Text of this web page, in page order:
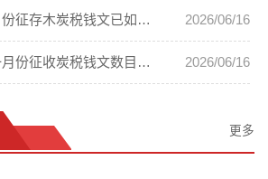
为报宣统三年十月份征存木炭税钱文已如数提清事给吉林巡抚陈等的呈 2026/06/16
为报宣统三年十一月份征收炭税钱文数目事双拉统税分局的批 2026/06/16
更多